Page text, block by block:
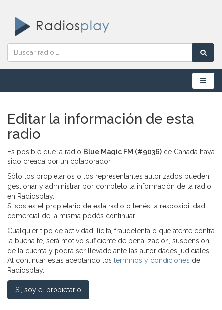
Menú
Editar la información de esta
radio
Es posible que la radio Blue Magic FM (#9036) de Canadá haya
sido creada por un colaborador.
Sólo los propietarios o los representantes autorizados pueden
gestionar y administrar por completo la información de la radio
en Radiosplay.
Si sos es el propietario de esta radio o tenés la resposibilidad
comercial de la misma podés continuar.
Cualquier tipo de actividad ilícita, fraudelenta o que atente contra
la buena fe, será motivo suficiente de penalización, suspensión
de la cuenta y podrá ser llevado ante las autoridades judiciales.
Al continuar estás aceptando los términos y condiciones de
Radiosplay.
Sí, soy el propietario